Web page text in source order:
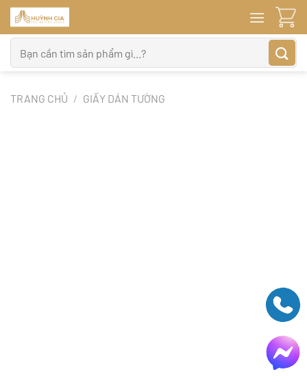
Bỏ
qua
nội
dung
kiếm:
TRANG CHỦ / GIẤY DÁN TƯỜNG